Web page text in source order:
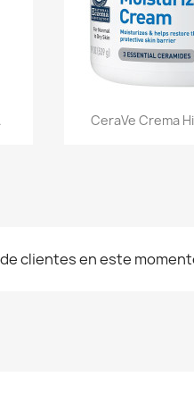
Vista
CeraVe Crema
clientes en este